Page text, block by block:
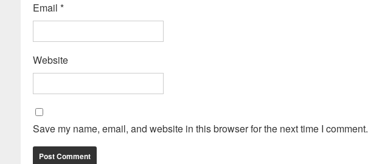
Email *
Website
Save my name, email, and website in this browser for the next time I comment.